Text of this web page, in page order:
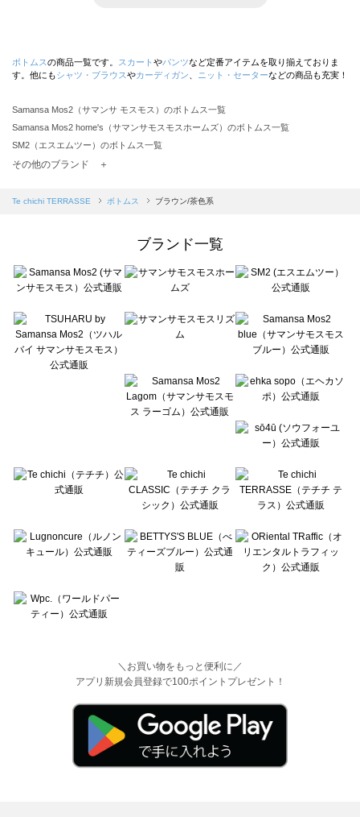
ボトムスの商品一覧です。 スカート やパンツなど定番アイテムを取り揃えておりま
す。他にもシャツ・ブラウスやカーディガン ニット・セーターなどの商品も充実！
Samansa Mos2（サマンサ モスモス）のボトムス一覧
Samansa Mos2 home's（サマンサモスモスホームズ）のボトムス一覧
SM2（エスエムツー）のボトムス一覧
TSUHARU by Samansa Mos2（ツハルバイサマンサモスモス）のボトムス一覧
Samansa Mos2 blue（サマンサモスモス ブルー）のボトムス一覧
sō4ū（ソウフォーユー）のボトムス一覧
Te chichi（テチチ）のボトムス一覧
Te chichi CLASSIC（テチチ クラシック）のボトムス一覧
Lugnoncure（ルノンキュール）のボトムス一覧
BETTY'S BLUE（べティーズブルー）のボトムス一覧
Wpc.（ワールドパーティー）のボトムス一覧
その他のブランド ＋
Te chichi TERRASSE ボトムス ブラウン/茶色系
ブランド一覧
＼お買い物をもっと便利に／
アプリ新規会員登録で100ポイントプレゼント！